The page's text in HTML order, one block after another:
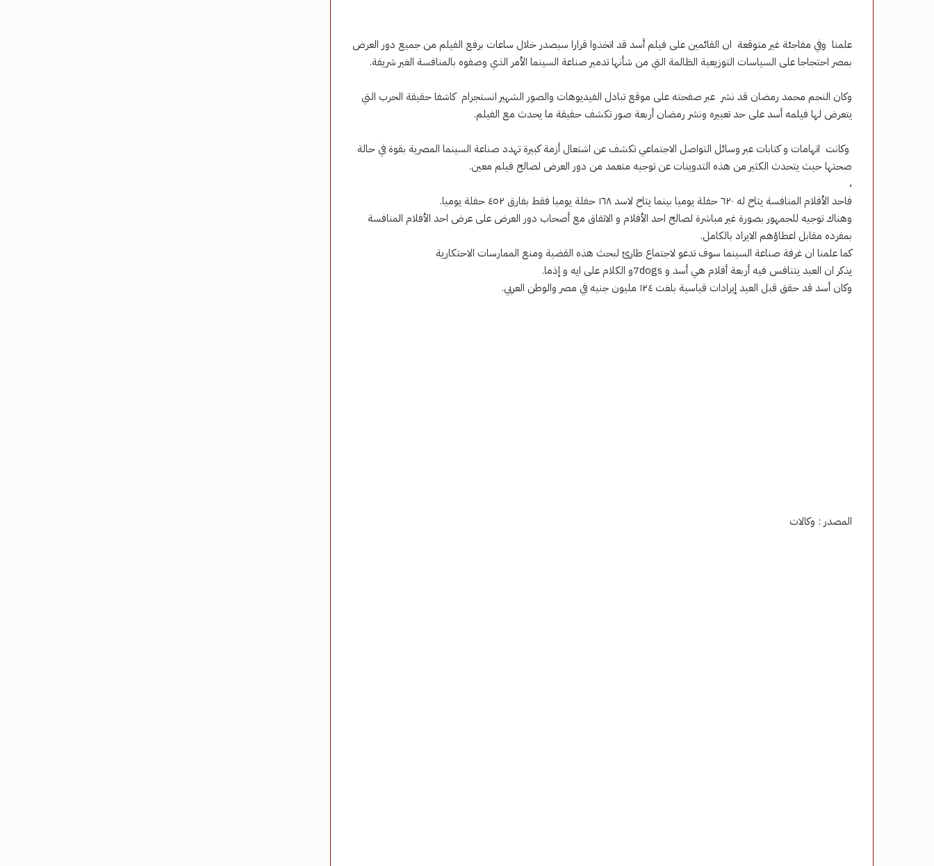
علمنا وفي مفاجئة غير متوقعة ان القائمين على فيلم أسد قد اتخذوا قرارا سيصدر خلال ساعات برفع الفيلم من جميع دور العرض
بمصر احتجاجا على السياسات التوزيعية الظالمة التي من شأنها تدمير صناعة السينما الأمر الذي وصفوه بالمنافسة الغير شريفة.
وكان النجم محمد رمضان قد نشر عبر صفحته على موقع تبادل الفيديوهات والصور الشهير انستجرام كاشفا حقيقة الحرب التي
يتعرض لها فيلمه أسد على حد تعبيره ونشر رمضان أربعة صور تكشف حقيقة ما يحدث مع الفيلم.
وكانت اتهامات و كتابات عبر وسائل التواصل الاجتماعي تكشف عن اشتعال أزمة كبيرة تهدد صناعة السينما المصرية بقوة في حالة
صحتها حيث يتحدث الكثير من هذه التدوينات عن توجيه متعمد من دور العرض لصالح فيلم معين.
،
فاحد الأفلام المنافسة يتاح له ٦٢٠ حفلة يوميا بينما يتاح لاسد ١٦٨ حفلة يوميا فقط بفارق ٤٥٢ حفلة يوميا.
وهناك توجيه للجمهور بصورة غير مباشرة لصالح احد الأفلام و الاتفاق مع أصحاب دور العرض على عرض احد الأفلام المنافسة
بمفرده مقابل اعطاؤهم الايراد بالكامل.
كما علمنا ان غرفة صناعة السينما سوف تدعو لاجتماع طارئ لبحث هذه القضية ومنع الممارسات الاحتكارية
يذكر ان العيد يتنافس فيه أربعة أفلام هي أسد و 7dogsو الكلام على ايه و إذما.
وكان أسد قد حقق قبل العيد إيرادات قياسية بلغت ١٢٤ مليون جنيه في مصر والوطن العربي.
المصدر : وكالات